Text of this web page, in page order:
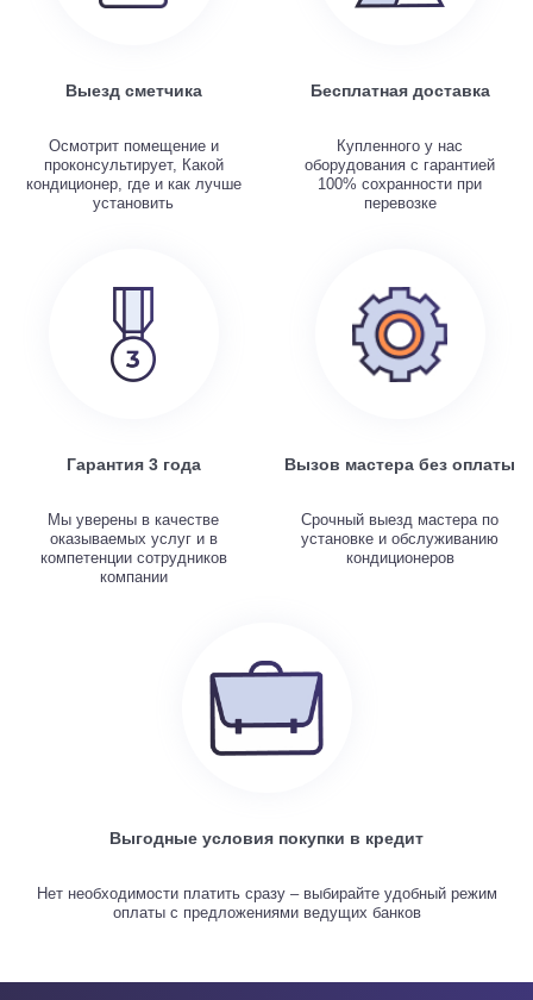
Выезд сметчика
Осмотрит помещение и
проконсультирует, Какой
кондиционер, где и как лучше
установить
Бесплатная доставка
Купленного у нас
оборудования с гарантией
100% сохранности при
перевозке
Гарантия 3 года
Мы уверены в качестве
оказываемых услуг и в
компетенции сотрудников
компании
Вызов мастера без оплаты
Срочный выезд мастера по
установке и обслуживанию
кондиционеров
Выгодные условия покупки в кредит
Нет необходимости платить сразу – выбирайте удобный режим
оплаты с предложениями ведущих банков